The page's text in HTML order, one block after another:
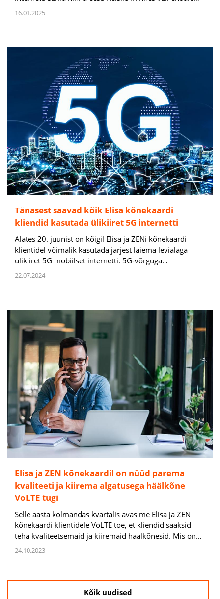
16.01.2025
Tänasest saavad kõik Elisa kõnekaardi
kliendid kasutada ülikiiret 5G internetti
Alates 20. juunist on kõigil Elisa ja ZENi kõnekaardi
klientidel võimalik kasutada järjest laiema levialaga
ülikiiret 5G mobiilset internetti. 5G-võrguga…
22.07.2024
Elisa ja ZEN kõnekaardil on nüüd parema
kvaliteeti ja kiirema algatusega häälkõne
VoLTE tugi
Selle aasta kolmandas kvartalis avasime Elisa ja ZEN
kõnekaardi klientidele VoLTE toe, et kliendid saaksid
teha kvaliteetsemaid ja kiiremaid häälkõnesid. Mis on…
24.10.2023
Kõik uudised